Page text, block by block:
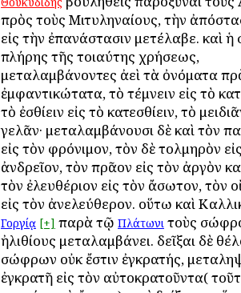
πρὸς τοὺς Μιτυληναίους, τὴν
εἰς τὴν ἐπανάστασιν μετέλαβε. καὶ ἡ
πλήρης τῆς τοιαύτης χρήσεως,
μεταλαμβάνοντες ἀεὶ τὰ ὀνόματα
ἐμφαντικώτατα, τὸ τέμνειν εἰς τὸ
τὸ ἐσθίειν εἰς τὸ κατεσθίειν, τὸ
γελᾶν· μεταλαμβάνουσι δὲ καὶ τὸν
εἰς τὸν φρόνιμον, τὸν δὲ τολμηρὸν
ἀνδρεῖον, τὸν πρᾶον εἰς τὸν ἀργὸν
τὸν ἐλευθέριον εἰς τὸν ἄσωτον, τὸν
εἰς τὸν ἀνελεύθερον. οὕτω καὶ
Γοργίᾳ [+] παρὰ τῷ Πλάτωνι τοὺς
ἠλιθίους μεταλαμβάνει. δεῖξαι δὲ
σώφρων οὐκ ἔστιν ἐγκρατής,
ἐγκρατῆ εἰς τὸν αὐτοκρατοῦντα(